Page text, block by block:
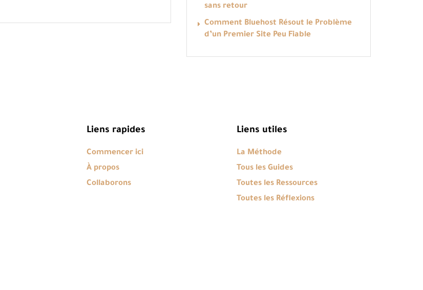
sans retour
Comment Bluehost Résout le Problème
d’un Premier Site Peu Fiable
Liens rapides
Commencer ici
À propos
Collaborons
Liens utiles
La Méthode
Tous les Guides
Toutes les Ressources
Toutes les Réflexions